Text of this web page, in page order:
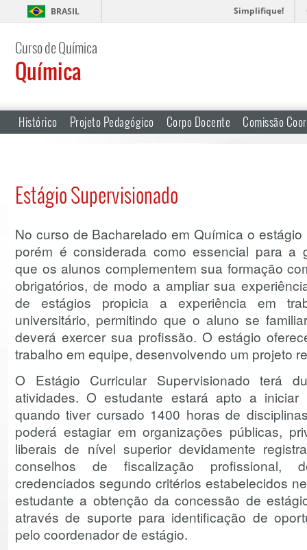
BRASIL Simplifique!
Curso de Química
Química
Histórico Projeto Pedagógico Corpo Docente Comissão
Estágio Supervisionado
No curso de Bacharelado em Química o
porém é considerada como essencial para a
que os alunos complementem sua formação
obrigatórios, de modo a ampliar sua
de estágios propicia a experiência em
universitário, permitindo que o aluno se
deverá exercer sua profissão. O estágio
trabalho em equipe, desenvolvendo um projeto
O Estágio Curricular Supervisionado terá
atividades. O estudante estará apto a iniciar
quando tiver cursado 1400 horas de
poderá estagiar em organizações públicas,
liberais de nível superior devidamente
conselhos de fiscalização profissional,
credenciados segundo critérios estabelecidos
estudante a obtenção da concessão de
através de suporte para identificação de
pelo coordenador de estágio.